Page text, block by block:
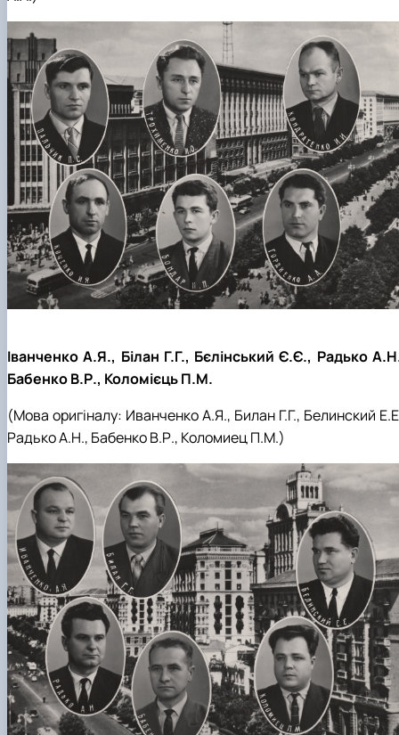
Іванченко А.Я., Білан Г.Г., Бєлінський Є.Є., Радько
Бабенко В.Р., Коломієць П.М.
(Мова оригіналу: Иванченко А.Я., Билан Г.Г., Белинский
Радько А.Н., Бабенко В.Р., Коломиец П.М.)